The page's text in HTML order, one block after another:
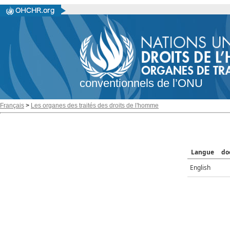
conventionnels de l’ONU
Français > Les organes des traités des droits de l'homme
Langue
English